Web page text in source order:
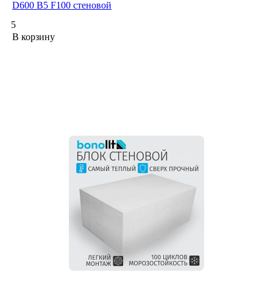
D600 B5 F100 стеновой
5
В корзину